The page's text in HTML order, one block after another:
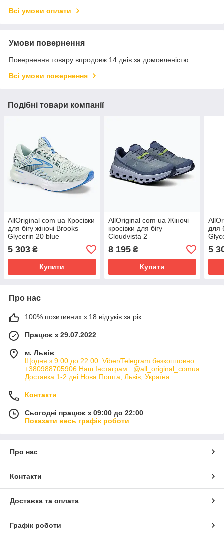
Всі умови оплати
Умови повернення
Повернення товару впродовж 14 днів за домовленістю
Всі умови повернення
Подібні товари компанії
AllOriginal com ua Кросівки
для бігу жіночі Brooks
Glycerin 20 blue
glass/marina/legion blue
РОЗМІРИ ЗАПИТУЙТЕ
5 303 ₴
Купити
AllOriginal com ua Жіночі
кросівки для бігу
Cloudvista 2
водонепроникні туман/
верес РОЗМІРИ
ЗАПИТУЙТЕ
8 195₴
Купити
для
5
Про нас
100% позитивних з 18 відгуків за рік
Працює з 29.07.2022
м. Львів
Щодня з 9:00 до 22:00. Viber/Telegram безкоштовно:
+380988705906 Наш Інстаграм : @all_original_comua
Доставка 1-2 дні Нова Пошта, Львів, Україна
Контакти
Сьогодні працює з 09:00 до 22:00
Показати весь графік роботи
Про нас
Контакти
Доставка та оплата
Графік роботи